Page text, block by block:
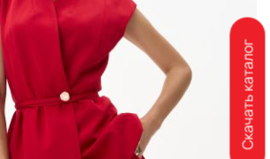
Скачать каталог